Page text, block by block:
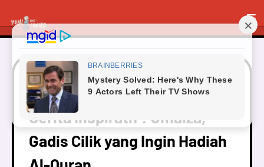
Beranda Cerita Mini
Cerita Inspiratif : Umaiza,
Gadis Cilik yang Ingin Hadiah Al-Quran
Cerita Inspiratif : Umaiza,
Gadis Cilik yang Ingin Hadiah